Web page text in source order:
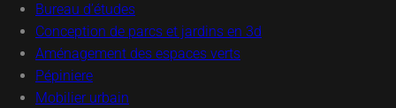
Bureau d’études
Conception de parcs et jardins en 3d
Aménagement des espaces verts
Pépiniere
Mobilier urbain